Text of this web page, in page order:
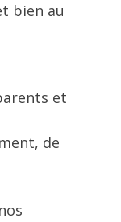
bien au
et
de